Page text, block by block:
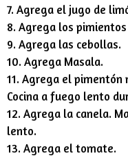
7. Agrega el jugo de
8. Agrega los
9. Agrega las cebollas.
10. Agrega Masala.
11. Agrega el pimentón
Cocina a fuego lento
12. Agrega la canela.
lento.
13. Agrega el tomate.